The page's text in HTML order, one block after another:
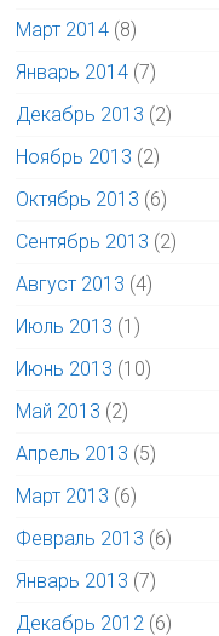
Март 2014 (8)
Январь 2014 (7)
Декабрь 2013 (2)
Ноябрь 2013 (2)
Октябрь 2013 (6)
Сентябрь 2013 (2)
Август 2013 (4)
Июль 2013 (1)
Июнь 2013 (10)
Май 2013 (2)
Апрель 2013 (5)
Март 2013 (6)
Февраль 2013 (6)
Январь 2013 (7)
Декабрь 2012 (6)